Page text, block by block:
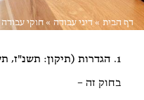
דף הבית »דיני עבודה »חוקי
1. הגדרות (תיקון: תשנ"ז, תשס"ב3)
בחוק זה –